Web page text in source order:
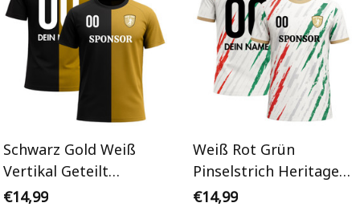
Schwarz Gold Weiß
Vertikal Geteilt
Zweifarbig
€14,99
Weiß Rot Grün
Pinselstrich Heritage
Victory
€14,99